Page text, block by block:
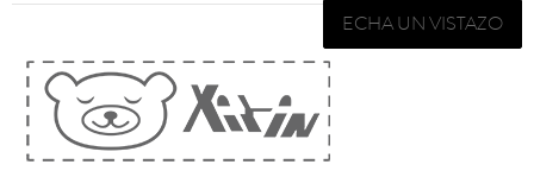
ECHA UN VISTAZO